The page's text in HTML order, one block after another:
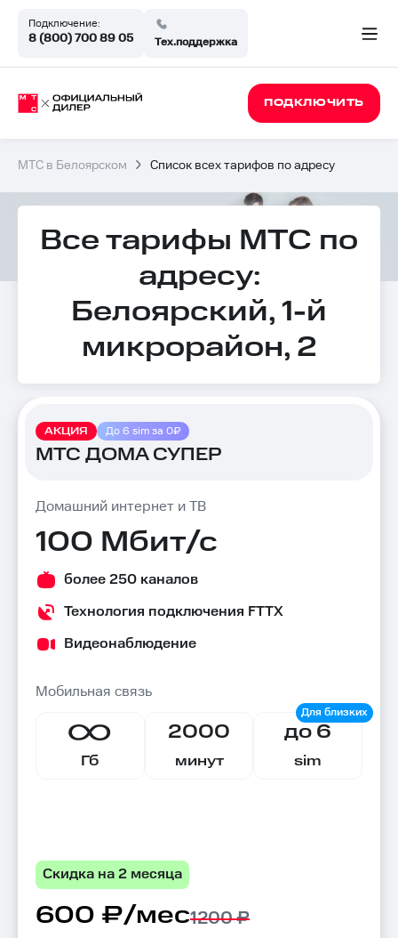
Подключение:
8 (800) 700 89 05 Тех.поддержка
ПОДКЛЮЧИТЬ
МТС в Белоярском Список всех тарифов по адресу
Все тарифы МТС по
адресу:
Белоярский, 1-й
микрорайон, 2
АКЦИЯ До 6 sim за 0₽
МТС ДОМА СУПЕР
Домашний интернет и ТВ
100 Мбит/с
более 250 каналов
Технология подключения FTTX
Видеонаблюдение
Мобильная связь
Гб
2000
минут
до 6
sim
Скидка на 2 месяца
600 ₽/мес1200 ₽